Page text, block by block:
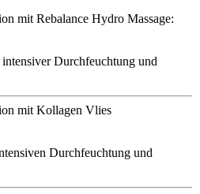
mit Rebalance Hydro Massage:
Durchfeuchtung und
mit Kollagen Vlies
Durchfeuchtung und